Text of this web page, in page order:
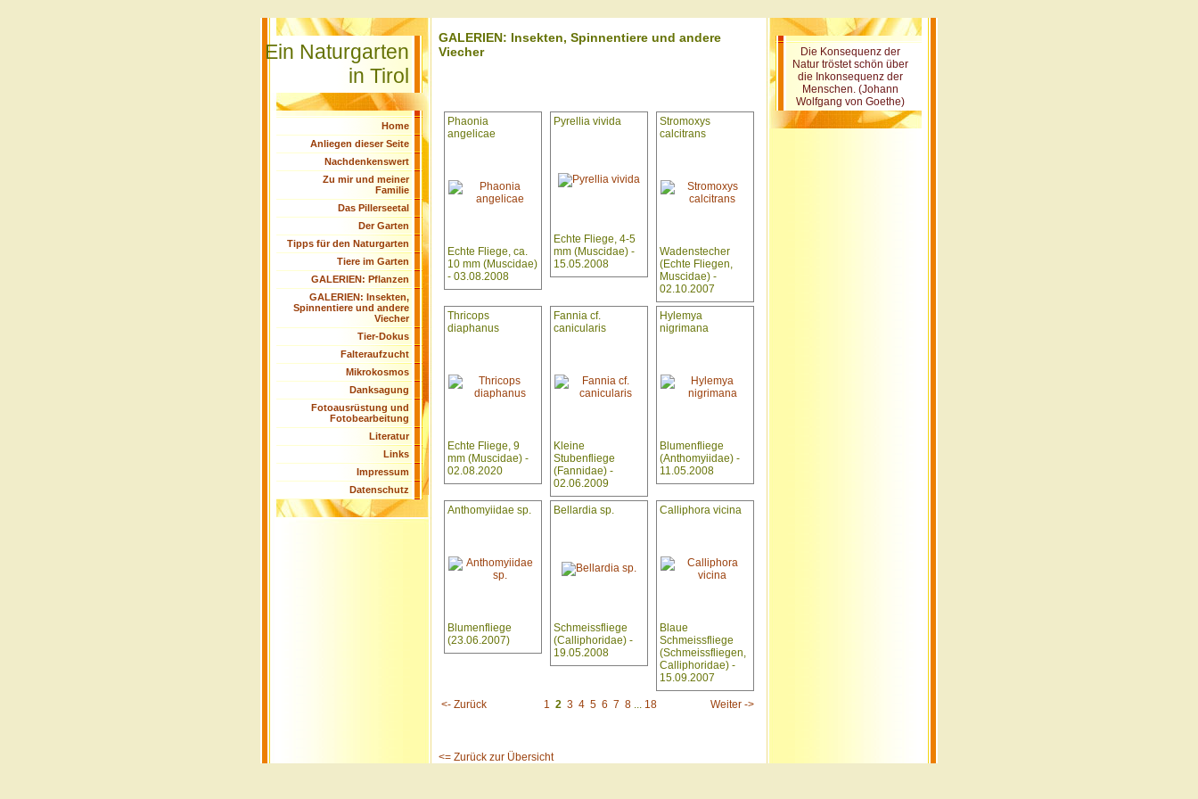
Ein Naturgarten
in Tirol
Home
Anliegen dieser Seite
Nachdenkenswert
Zu mir und meiner
Familie
Das Pillerseetal
Der Garten
Tipps für den Naturgarten
Tiere im Garten
GALERIEN: Pflanzen
GALERIEN: Insekten,
Spinnentiere und andere
Viecher
Tier-Dokus
Falteraufzucht
Mikrokosmos
Danksagung
Fotoausrüstung und
Fotobearbeitung
Literatur
Links
Impressum
Datenschutz
GALERIEN: Insekten, Spinnentiere und andere
Viecher
Phaonia
angelicae
Echte Fliege, ca.
10 mm (Muscidae)
- 03.08.2008
Pyrellia vivida
Echte Fliege, 4-5
mm (Muscidae) -
15.05.2008
Stromoxys
calcitrans
Wadenstecher
(Echte Fliegen,
Muscidae) -
02.10.2007
Thricops
diaphanus
Echte Fliege, 9
mm (Muscidae) -
02.08.2020
Fannia cf.
canicularis
Kleine
Stubenfliege
(Fannidae) -
02.06.2009
Hylemya
nigrimana
Blumenfliege
(Anthomyiidae) -
11.05.2008
Anthomyiidae sp.
Blumenfliege
(23.06.2007)
Bellardia sp.
Schmeissfliege
(Calliphoridae) -
19.05.2008
Calliphora vicina
Blaue
Schmeissfliege
(Schmeissfliegen,
Calliphoridae) -
15.09.2007
<- Zurück 1 2 3 4 5 6 7 8 ... 18 Weiter ->
<= Zurück zur Übersicht
Die Konsequenz der
Natur tröstet schön über
die Inkonsequenz der
Menschen. (Johann
Wolfgang von Goethe)